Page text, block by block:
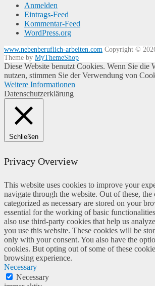
Anmelden
Eintrags-Feed
Kommentar-Feed
WordPress.org
www.nebenberuflich-arbeiten.com Copyright ©
Theme by MyThemeShop
Diese Website benutzt Cookies. Wenn Sie die
nutzen, stimmen Sie der Verwendung von
Weitere Informationen
Datenschutzerklärung
Schließen
Privacy Overview
This website uses cookies to improve your
navigate through the website. Out of these, the
categorized as necessary are stored on your
essential for the working of basic
also use third-party cookies that help us
you use this website. These cookies will be
only with your consent. You also have the
cookies. But opting out of some of these
browsing experience.
Necessary
Necessary